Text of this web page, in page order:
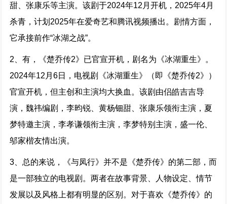
甜、张康乐等主演。该剧于2024年12月开机，2025年4月
杀青，计划2025年在爱奇艺和腾讯视频播出。剧情方面，
它承接前作“冰湖之战”。
2、有，《楚乔传2》已官宣开机，剧名为《冰湖重生》。
2024年12月6日，电视剧《冰湖重生》（即《楚乔传2》）
官宣开机，但主创和主演均大换血。该剧由侣皓吉吉导
演，魏祎编剧，李昀锐、黄杨钿甜、张康乐领衔主演，夏
梦特邀主演，李孝谦领衔主演，李梦特别主演，盛一伦、
邬家楷友情出演。
3、总的来说，《与凤行》并不是《楚乔传》的第二部，而
是一部独立的电视剧。两者在故事背景、人物设定、情节
发展以及风格上都有明显的区别。对于喜欢《楚乔传》的